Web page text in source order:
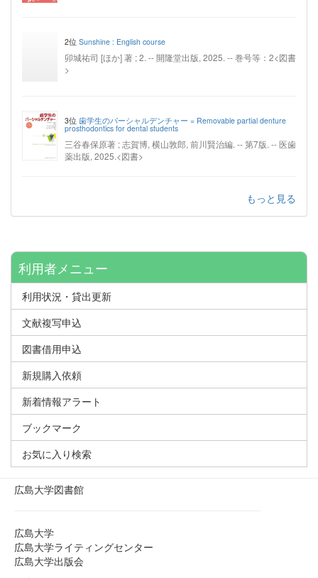
2位 Sunshine : English course
卯城祐司 [ほか] 著 ; 2. -- 開隆堂出版, 2025. -- 巻号等：2<図書
>
3位 歯学生のパーシャルデンチャー = Removable partial denture
prosthodontics for dental students
三谷春保原著 ; 志賀博, 横山敦郎, 前川賢治編. -- 第7版. -- 医歯
薬出版, 2025.<図書>
もっと見る
利用者メニュー
利用状況・貸出更新
文献複写申込
図書借用申込
新規購入依頼
新着情報アラート
ブックマーク
お気に入り検索
広島大学図書館
広島大学
広島大学ライティングセンター
広島大学出版会